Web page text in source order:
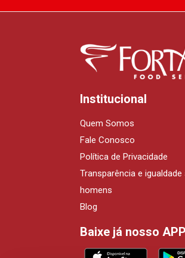
Institucional
Quem Somos
Fale Conosco
Política de Privacidade
Transparência e
homens
Blog
Baixe já nosso APP